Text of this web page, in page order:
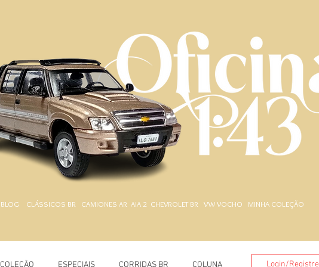
.
BLOG CLÁSSICOS BR CAMIONES AR AIA 2 CHEVROLET BR VW VOCHO MINHA COLEÇÃO
COLEÇÃO ESPECIAIS CORRIDAS BR COLUNA Login/